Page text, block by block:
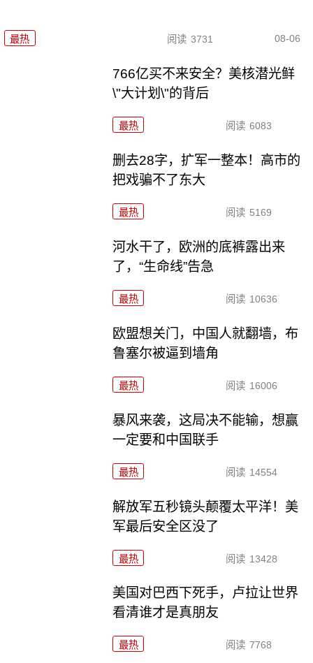
最热 阅读 3731 08-06
766亿买不来安全？美核潜光鲜
\"大计划\"的背后
最热 阅读 6083
删去28字，扩军一整本！高市的
把戏骗不了东大
最热 阅读 5169
河水干了，欧洲的底裤露出来
了，“生命线”告急
最热 阅读 10636
欧盟想关门，中国人就翻墙，布
鲁塞尔被逼到墙角
最热 阅读 16006
暴风来袭，这局决不能输，想赢
一定要和中国联手
最热 阅读 14554
解放军五秒镜头颠覆太平洋！美
军最后安全区没了
最热 阅读 13428
美国对巴西下死手，卢拉让世界
看清谁才是真朋友
最热 阅读 7768